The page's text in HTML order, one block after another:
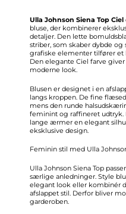
Ulla Johnson Siena Top Ciel
bluse, der kombinerer
detaljer. Den lette
striber, som skaber dybde
grafiske elementer tilfører et
Den elegante Ciel farve
moderne look.
Blusen er designet i en
langs kroppen. De fine
mens den runde
feminint og raffineret udtryk.
lange ærmer en elegant
eksklusive design.
Feminin stil med Ulla
Ulla Johnson Siena Top
særlige anledninger. Style
elegant look eller kombinér
afslappet stil. Derfor bliver
garderoben.